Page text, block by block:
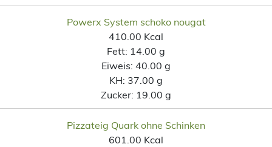
Powerx System schoko nougat
410.00 Kcal
Fett: 14.00 g
Eiweis: 40.00 g
KH: 37.00 g
Zucker: 19.00 g
Pizzateig Quark ohne Schinken
601.00 Kcal